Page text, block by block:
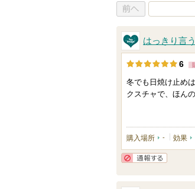
はっきり言
6
冬でも日焼け止め
クスチャで、ほん
購入場所 - 効果